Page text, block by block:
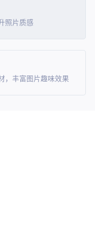
照片质感
，丰富图片趣味效果